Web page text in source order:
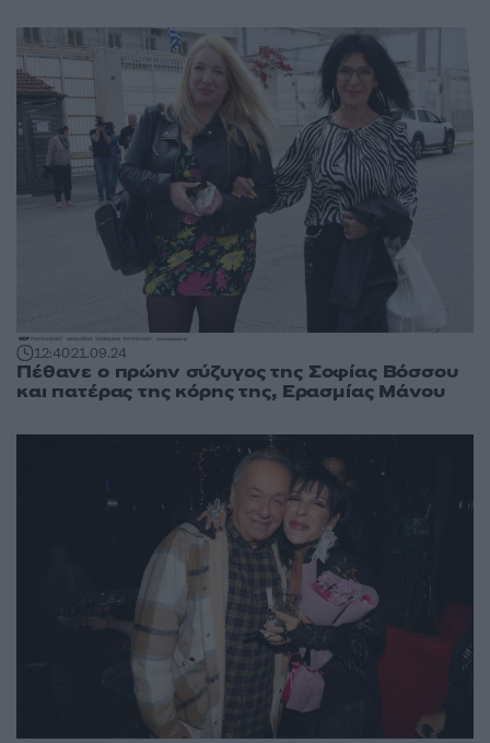
12:4021.09.24
Πέθανε ο πρώην σύζυγος της Σοφίας Βόσσου
και πατέρας της κόρης της, Ερασμίας Μάνου